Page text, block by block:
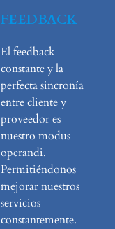
FEEDBACK
El feedback
constante y la
perfecta sincronía
entre cliente y
proveedor es
nuestro modus
operandi.
Permitiéndonos
mejorar nuestros
servicios
constantemente.